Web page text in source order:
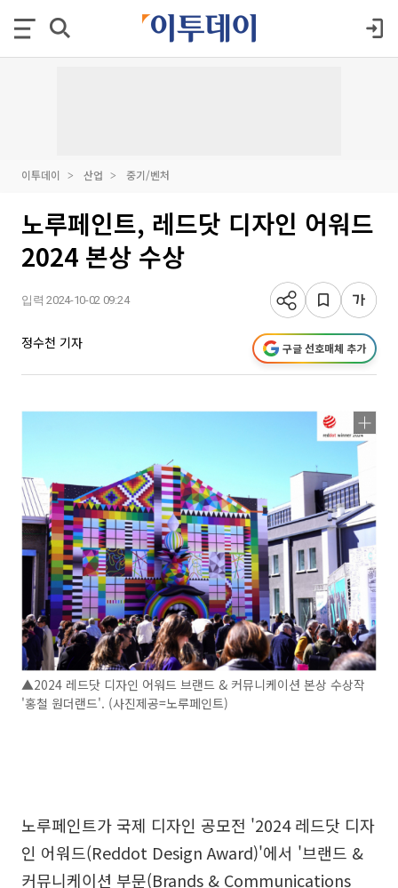
이투데이 산업 중기/벤처
노루페인트, 레드닷 디자인 어워드
2024 본상 수상
입력 2024-10-02 09:24
정수천 기자 구글 선호매체 추가
▲2024 레드닷 디자인 어워드 브랜드 & 커뮤니케이션 본상 수상작
'홍철 원더랜드'. (사진제공=노루페인트)
노루페인트가 국제 디자인 공모전 '2024 레드닷 디자
인 어워드(Reddot Design Award)'에서 '브랜드 &
커뮤니케이션 부문(Brands & Communications